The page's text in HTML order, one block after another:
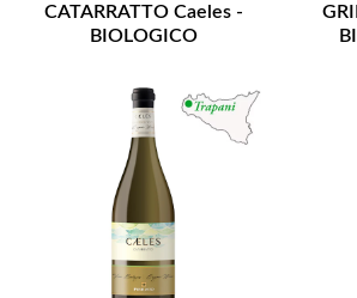
CATARRATTO Caeles -
BIOLOGICO